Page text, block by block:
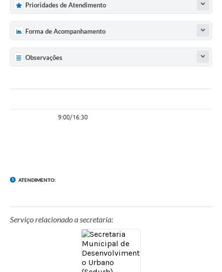
Prioridades de Atendimento
Forma de Acompanhamento
Observações
ATENDIMENTO:
9:00/16:30
Serviço relacionado a secretaria: